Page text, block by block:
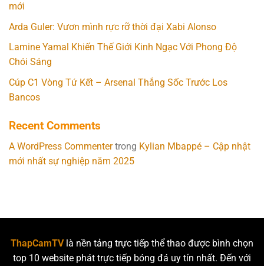
mới
Arda Guler: Vươn mình rực rỡ thời đại Xabi Alonso
Lamine Yamal Khiến Thế Giới Kinh Ngạc Với Phong Độ
Chói Sáng
Cúp C1 Vòng Tứ Kết – Arsenal Thắng Sốc Trước Los
Bancos
Recent Comments
A WordPress Commentertrong Kylian Mbappé – Cập nhật
mới nhất sự nghiệp năm 2025
ThapCamTVlà nền tảng trực tiếp thể thao được bình chọn
top 10 website phát trực tiếp bóng đá uy tín nhất. Đến với